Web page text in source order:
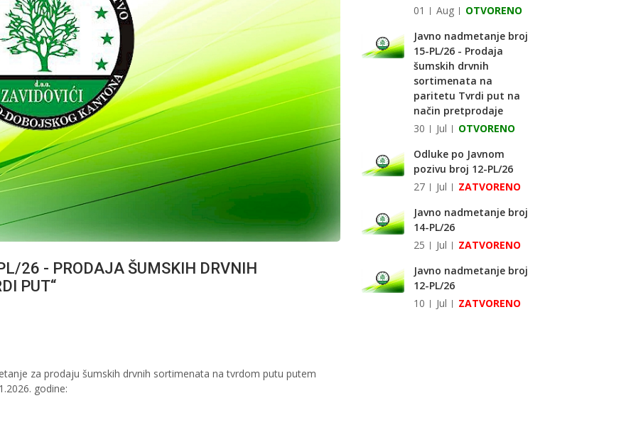
26 - PRODAJA ŠUMSKIH DRVNIH
PUT“
za prodaju šumskih drvnih sortimenata na tvrdom putu putem
godine:
01
Aug
OTVORENO
Javno nadmetanje broj
15-PL/26 - Prodaja
šumskih drvnih
sortimenata na
paritetu Tvrdi put na
način pretprodaje
30
Jul
OTVORENO
Odluke po Javnom
pozivu broj 12-PL/26
27
Jul
ZATVORENO
Javno nadmetanje broj
14-PL/26
25
Jul
ZATVORENO
Javno nadmetanje broj
12-PL/26
10
Jul ZATVORENO